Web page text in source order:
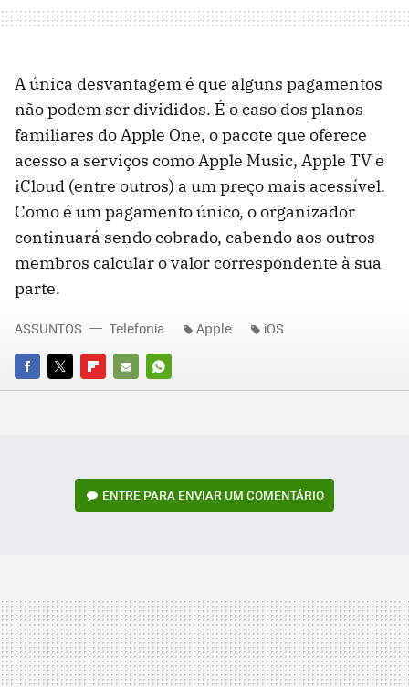
A única desvantagem é que alguns pagamentos
não podem ser divididos. É o caso dos planos
familiares do Apple One, o pacote que oferece
acesso a serviços como Apple Music, Apple TV e
iCloud (entre outros) a um preço mais acessível.
Como é um pagamento único, o organizador
continuará sendo cobrado, cabendo aos outros
membros calcular o valor correspondente à sua
parte.
FACEBOOK
TWITTERFLIPBOARD
E-
WHATSAPP
ASSUNTOS Telefonia Apple iOS
ENTRE PARA ENVIAR UM COMENTÁRIO